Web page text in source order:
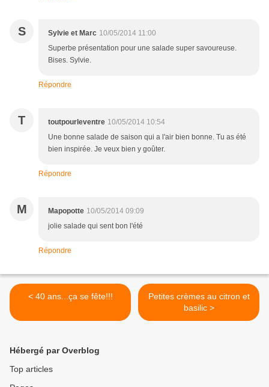
S Sylvie et Marc 10/05/2014 11:00
Superbe présentation pour une salade super savoureuse.
Bises. Sylvie.
Répondre
T toutpourleventre 10/05/2014 10:54
Une bonne salade de saison qui a l'air bien bonne. Tu as été
bien inspirée. Je veux bien y goûter.
Répondre
M Mapopotte 10/05/2014 09:09
jolie salade qui sent bon l'été
Répondre
< 40 ans...ça se fête!!!
Petites crèmes au citron et
basilic >
Hébergé par Overblog
Top articles